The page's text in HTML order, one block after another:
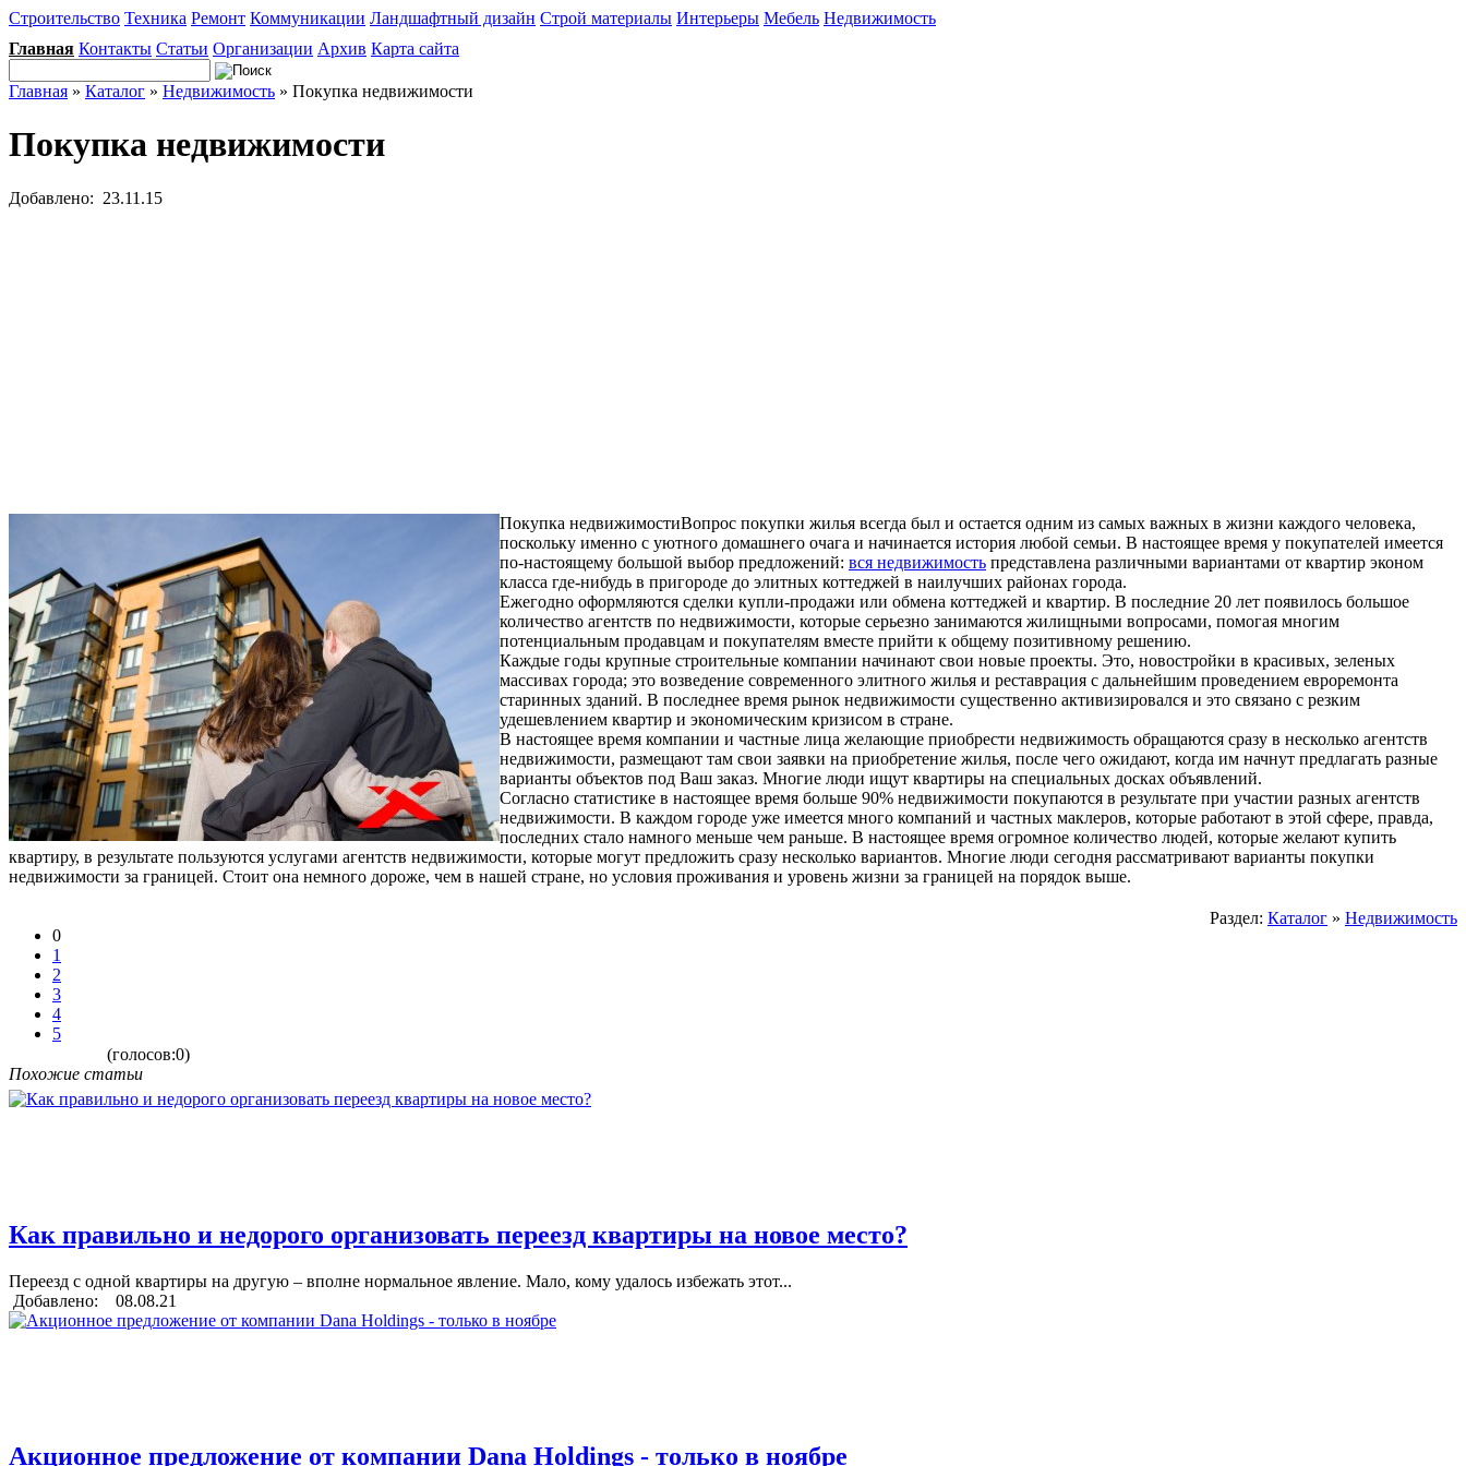
Строительство Техника Ремонт Коммуникации Ландшафтный дизайн Строй материалы Интерьеры Мебель Недвижимость
Главная Контакты Статьи Организации Архив Карта сайта
Главная » Каталог » Недвижимость » Покупка недвижимости
Покупка недвижимости
Добавлено: 23.11.15
Покупка недвижимостиВопрос покупки жилья всегда был и остается одним из самых важных в жизни каждого человека,
поскольку именно с уютного домашнего очага и начинается история любой семьи. В настоящее время у покупателей имеется
по-настоящему большой выбор предложений: вся недвижимость представлена различными вариантами от квартир эконом
класса где-нибудь в пригороде до элитных коттеджей в наилучших районах города.
Ежегодно оформляются сделки купли-продажи или обмена коттеджей и квартир. В последние 20 лет появилось большое
количество агентств по недвижимости, которые серьезно занимаются жилищными вопросами, помогая многим
потенциальным продавцам и покупателям вместе прийти к общему позитивному решению.
Каждые годы крупные строительные компании начинают свои новые проекты. Это, новостройки в красивых, зеленых
массивах города; это возведение современного элитного жилья и реставрация с дальнейшим проведением евроремонта
старинных зданий. В последнее время рынок недвижимости существенно активизировался и это связано с резким
удешевлением квартир и экономическим кризисом в стране.
В настоящее время компании и частные лица желающие приобрести недвижимость обращаются сразу в несколько агентств
недвижимости, размещают там свои заявки на приобретение жилья, после чего ожидают, когда им начнут предлагать разные
варианты объектов под Ваш заказ. Многие люди ищут квартиры на специальных досках объявлений.
Согласно статистике в настоящее время больше 90% недвижимости покупаются в результате при участии разных агентств
недвижимости. В каждом городе уже имеется много компаний и частных маклеров, которые работают в этой сфере, правда,
последних стало намного меньше чем раньше. В настоящее время огромное количество людей, которые желают купить
квартиру, в результате пользуются услугами агентств недвижимости, которые могут предложить сразу несколько вариантов. Многие люди сегодня рассматривают варианты покупки
недвижимости за границей. Стоит она немного дороже, чем в нашей стране, но условия проживания и уровень жизни за границей на порядок выше.
0
1
2
3
4
5
(голосов:0)
Раздел: Каталог » Недвижимость
Похожие статьи
Как правильно и недорого организовать переезд квартиры на новое место?
Переезд с одной квартиры на другую – вполне нормальное явление. Мало, кому удалось избежать этот...
Добавлено: 08.08.21
Акционное предложение от компании Dana Holdings - только в ноябре